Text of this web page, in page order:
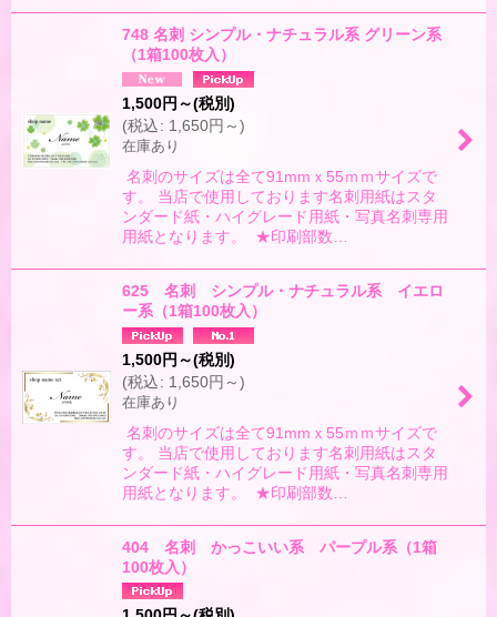
748 名刺 シンプル・ナチュラル系 グリーン系
（1箱100枚入）
1,500円 ～(税別)
(税込: 1,650円 ～)
在庫あり
名刺のサイズは全て91mmｘ55ｍｍサイズで
す。 当店で使用しております名刺用紙はスタ
ンダード紙・ハイグレード用紙・写真名刺専用
用紙となります。 ★印刷部数…
625 名刺 シンプル・ナチュラル系 イエロ
ー系（1箱100枚入）
1,500円 ～(税別)
(税込: 1,650円 ～)
在庫あり
名刺のサイズは全て91mmｘ55ｍｍサイズで
す。 当店で使用しております名刺用紙はスタ
ンダード紙・ハイグレード用紙・写真名刺専用
用紙となります。 ★印刷部数…
404 名刺 かっこいい系 パープル系（1箱
100枚入）